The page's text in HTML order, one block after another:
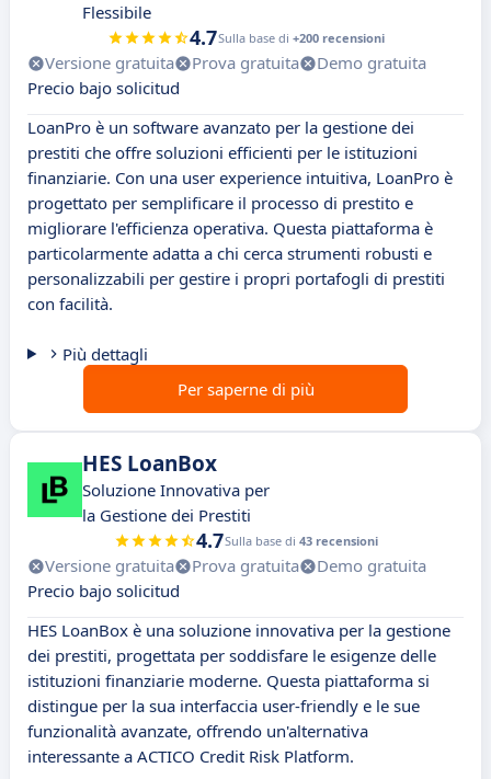
Flessibile
4.7Sulla base di +200 recensioni
Versione gratuita Prova gratuita
Demo gratuita
Precio bajo solicitud
LoanPro è un software avanzato per la gestione dei
prestiti che offre soluzioni efficienti per le istituzioni
finanziarie. Con una user experience intuitiva, LoanPro è
progettato per semplificare il processo di prestito e
migliorare l'efficienza operativa. Questa piattaforma è
particolarmente adatta a chi cerca strumenti robusti e
personalizzabili per gestire i propri portafogli di prestiti
con facilità.
Più dettagli
Per saperne di più
HES LoanBox
Soluzione Innovativa per
la Gestione dei Prestiti
4.7Sulla base di 43 recensioni
Versione gratuita Prova gratuita
Demo gratuita
Precio bajo solicitud
HES LoanBox è una soluzione innovativa per la gestione
dei prestiti, progettata per soddisfare le esigenze delle
istituzioni finanziarie moderne. Questa piattaforma si
distingue per la sua interfaccia user-friendly e le sue
funzionalità avanzate, offrendo un'alternativa
interessante a ACTICO Credit Risk Platform.